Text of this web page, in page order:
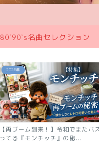
80`90’s名曲セレクション
2026年
反町隆史が28年ぶりに連ドラ帰
還！『GTO 2026』の...